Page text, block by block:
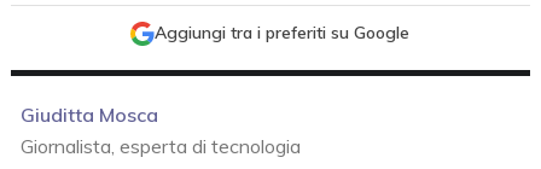
Aggiungi tra i preferiti su Google
Giuditta Mosca
Giornalista, esperta di tecnologia